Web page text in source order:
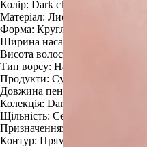
Колір: Dark chokolate;
Матеріал: Лисиця;
Форма: Кругла;
Ширина насадки: 8;
Висота волоса: 20 мм;
Тип ворсу: Натуральний;
Продукти: Сухі продукти;
Довжина пензля: 15 см;
Колекція: Dark chokolate;
Щільність: Середня;
Призначення: Кісточки для
Контур: Прямий;